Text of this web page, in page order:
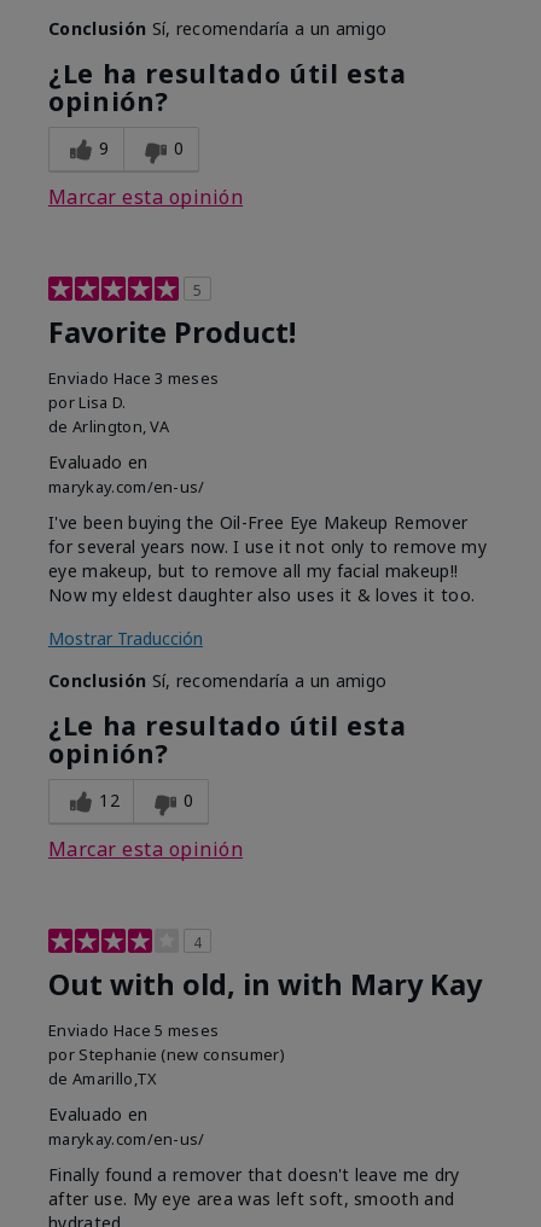
Conclusión Sí, recomendaría a un amigo
¿Le ha resultado útil esta
opinión?
9 0
Marcar esta opinión
5
Favorite Product!
Enviado Hace 3 meses
por Lisa D.
de Arlington, VA
Evaluado en
marykay.com/en-us/
I've been buying the Oil-Free Eye Makeup Remover
for several years now. I use it not only to remove my
eye makeup, but to remove all my facial makeup!!
Now my eldest daughter also uses it & loves it too.
Mostrar Traducción
Conclusión Sí, recomendaría a un amigo
¿Le ha resultado útil esta
opinión?
12 0
Marcar esta opinión
4
Out with old, in with Mary Kay
Enviado Hace 5 meses
por Stephanie (new consumer)
de Amarillo,TX
Evaluado en
marykay.com/en-us/
Finally found a remover that doesn't leave me dry
after use. My eye area was left soft, smooth and